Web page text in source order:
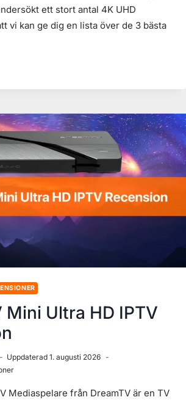
ett stort antal 4K UHD
vi kan ge dig en lista över de 3 bästa
Mini Ultra HD IPTV
Uppdaterad 1. augusti 2026
Mediaspelare från DreamTV är en TV